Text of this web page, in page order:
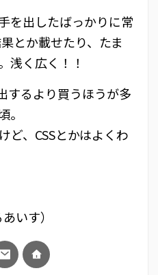
を出したばっかりに常
とか載せたり、たま
浅く広く！！
するより買うほうが多
。
ど、CSSとかはよくわ
いす）